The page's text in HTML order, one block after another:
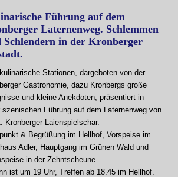
Führung auf dem
Laternenweg. Schlemmen
Schlendern in der Kronberger
Stationen, dargeboten von der
Gastronomie, dazu Kronbergs große
und kleine Anekdoten, präsentiert in
szenischen Führung auf dem Laternenweg von
Kronberger Laienspielschar.
& Begrüßung im Hellhof, Vorspeise im
Adler, Hauptgang im Grünen Wald und
in der Zehntscheune.
ist um 19 Uhr, Treffen ab 18.45 im Hellhof.